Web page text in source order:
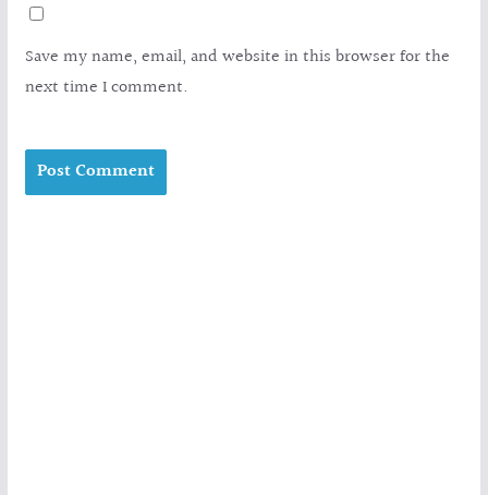
Save my name, email, and website in this browser for the
next time I comment.